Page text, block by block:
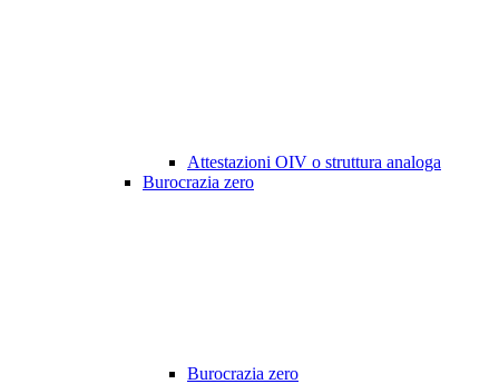
Attestazioni OIV o struttura analoga
Burocrazia zero
Burocrazia zero